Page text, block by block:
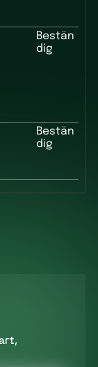
Bestän
dig
Bestän
dig